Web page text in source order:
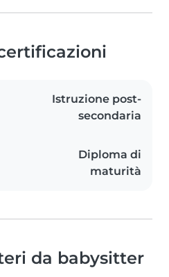
Istruzione post-
secondaria
Diploma di
maturità
da babysitter